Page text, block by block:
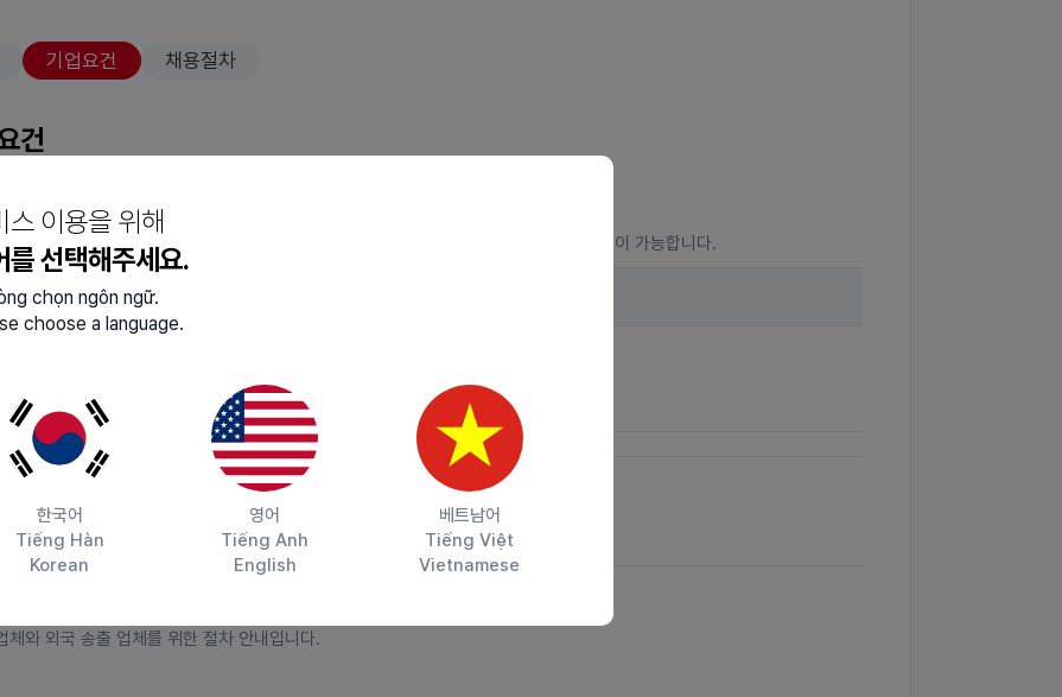
스 이용을 위해
를 선택해주세요.
chọn ngôn ngữ.
choose a language.
한국어
Tiếng Hàn
Korean
영어
Tiếng Anh
English
베트남어
Tiếng Việt
Vietnamese
기업요건 채용절차
건
합니다. 선박 소유주가 아닌 사업주나 고용주는 선박 소유주를 통해 외국인 근로자 신청이 가능합니다.
수산업 협동 조합의 조합원 또는 준 조합원
와 외국 송출 업체를 위한 절차 안내입니다.